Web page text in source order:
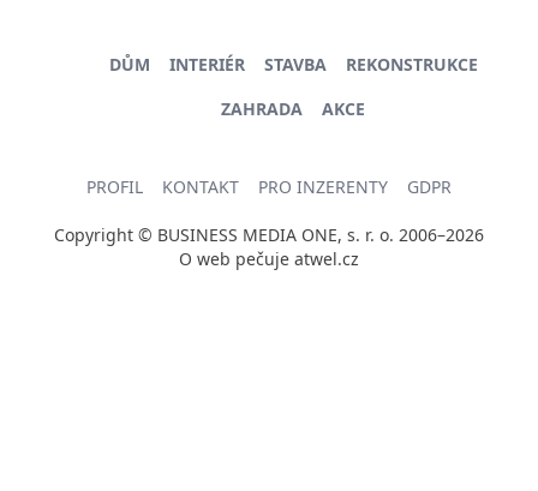
DŮM INTERIÉR STAVBA
REKONSTRUKCE
ZAHRADA
AKCE
PROFIL KONTAKT PRO INZERENTY GDPR
Copyright © BUSINESS MEDIA ONE, s. r. o. 2006–2026